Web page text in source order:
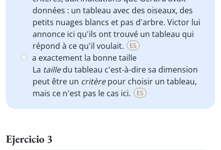
données : un tableau avec des oiseaux, des
petits nuages blancs et pas d'arbre. Victor lui
annonce ici qu'ils ont trouvé un tableau qui
répond à ce qu'il voulait.
ES
a exactement la bonne taille
La tailledu tableau c'est-à-dire sa dimension
peut être un critèrepour choisir un tableau,
mais ce n'est pas le cas ici.
ES
Ejercicio 3